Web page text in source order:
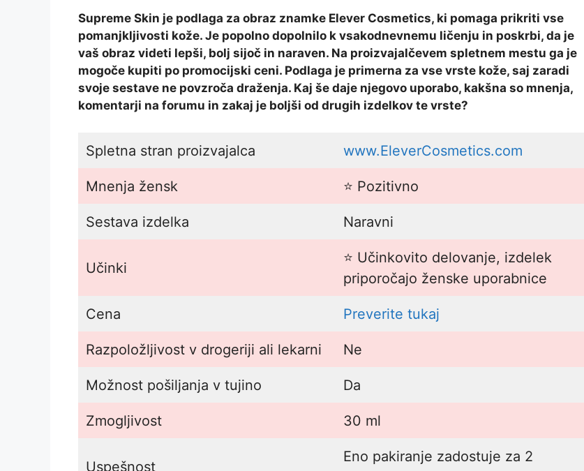
Supreme Skin je podlaga za obraz znamke Elever Cosmetics, ki pomaga prikriti vse
pomanjkljivosti kože. Je popolno dopolnilo k vsakodnevnemu ličenju in poskrbi, da je
vaš obraz videti lepši, bolj sijoč in naraven. Na proizvajalčevem spletnem mestu ga je
mogoče kupiti po promocijski ceni. Podlaga je primerna za vse vrste kože, saj zaradi
svoje sestave ne povzroča draženja. Kaj še daje njegovo uporabo, kakšna so mnenja,
komentarji na forumu in zakaj je boljši od drugih izdelkov te vrste?
Spletna stran proizvajalca www.EleverCosmetics.com
Mnenja žensk ⭐ Pozitivno
Sestava izdelka Naravni
Učinki
⭐ Učinkovito delovanje, izdelek
priporočajo ženske uporabnice
Cena Preverite tukaj
Razpoložljivost v drogeriji ali lekarni Ne
Možnost pošiljanja v tujino Da
Zmogljivost 30 ml
Uspešnost
Eno pakiranje zadostuje za 2